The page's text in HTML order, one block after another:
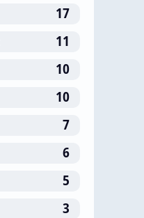
17
11
10
10
7
6
5
3